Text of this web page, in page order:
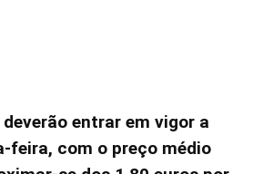
entrar em vigor a
feira, com o preço médio